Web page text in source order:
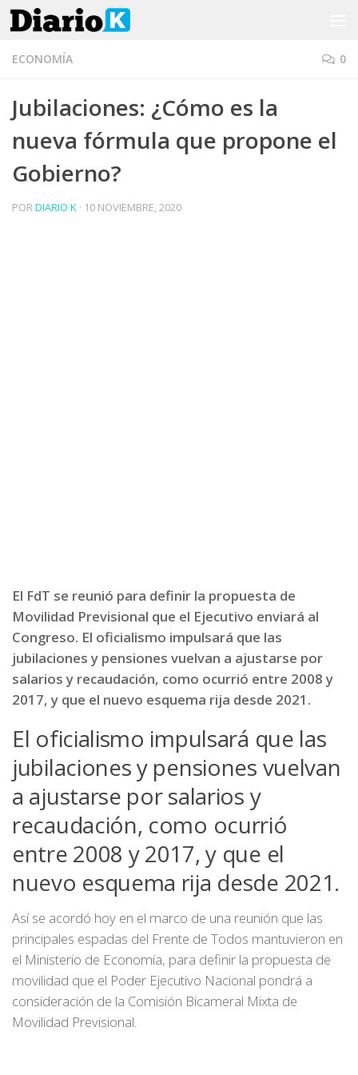
Saltar al contenido
ECONOMÍA 0
Jubilaciones: ¿Cómo es la
nueva fórmula que propone el
Gobierno?
PORDIARIO K · 10 NOVIEMBRE, 2020
El FdT se reunió para definir la propuesta de
Movilidad Previsional que el Ejecutivo enviará al
Congreso. El oficialismo impulsará que las
jubilaciones y pensiones vuelvan a ajustarse por
salarios y recaudación, como ocurrió entre 2008 y
2017, y que el nuevo esquema rija desde 2021.
El oficialismo impulsará que las
jubilaciones y pensiones vuelvan
a ajustarse por salarios y
recaudación, como ocurrió
entre 2008 y 2017, y que el
nuevo esquema rija desde 2021.
Así se acordó hoy en el marco de una reunión que las
principales espadas del Frente de Todos mantuvieron en
el Ministerio de Economía, para definir la propuesta de
movilidad que el Poder Ejecutivo Nacional pondrá a
consideración de la Comisión Bicameral Mixta de
Movilidad Previsional.